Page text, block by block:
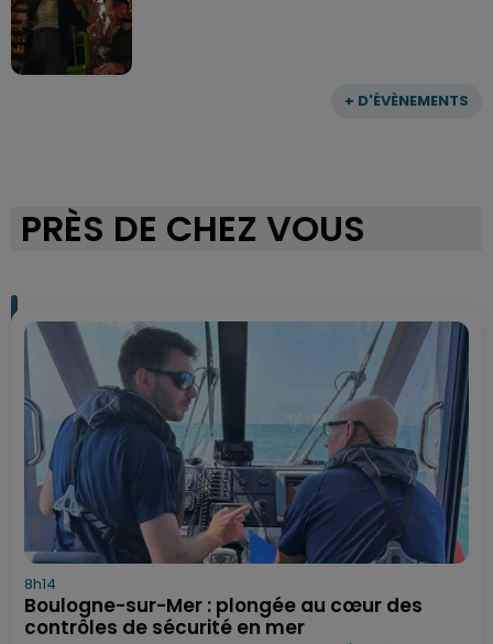
+ D'ÉVÈNEMENTS
PRÈS DE CHEZ VOUS
8h14
Boulogne-sur-Mer : plongée au cœur des
contrôles de sécurité en mer